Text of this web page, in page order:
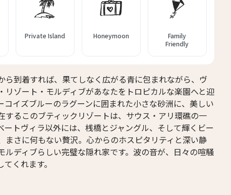
15人
18人
19人
17人
18人
Private Island Honeymoon
Family
Friendly
ら到着すれば、果てしなく広がる青に包まれながら、ヴ
リゾート・モルディブがあなたをトロピカルな楽園へと迎
コイズブルーのラグーンに囲まれた小さな砂洲に、美しい
するこのブティックリゾートは、サウス・アリ環礁の一
ートヴィラ以外には、桟橋とジャングル、そして輝くビー
まさに何もない贅沢。心からのホスピタリティと深い静
ルディブらしい完璧な隠れ家です。波の音が、日々の喧騒
くれます。